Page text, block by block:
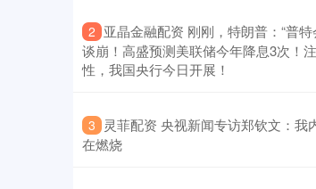
2 亚晶金融配资 刚刚，特朗普：“普特
谈崩！高盛预测美联储今年降息3次！
性，我国央行今日开展！
3 灵菲配资 央视新闻专访郑钦文：我
在燃烧